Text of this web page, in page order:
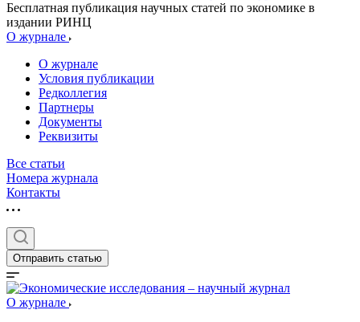
Бесплатная публикация научных статей по экономике в
издании РИНЦ
О журнале
О журнале
Условия публикации
Редколлегия
Партнеры
Документы
Реквизиты
Все статьи
Номера журнала
Контакты
Отправить статью
О журнале